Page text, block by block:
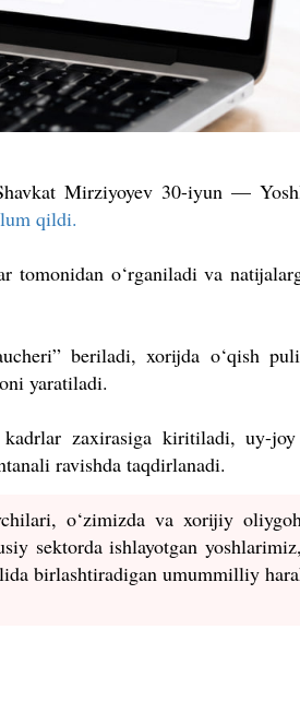
Mirziyoyev 30-iyun —
qildi.
o‘rganiladi va
beriladi, xorijda o‘qish
yaratiladi.
zaxirasiga kiritiladi, uy-
ravishda taqdirlanadi.
o‘zimizda va xorijiy
sektorda ishlayotgan
birlashtiradigan umummilliy